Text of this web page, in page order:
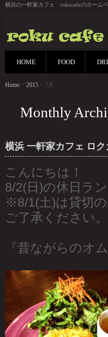
横浜の一軒家カフェ rokucafeのホームペ
HOME FOOD
Home > 2015 > 7月
Monthly
横浜 一軒家カフェ ロ
こんにちは！
8/2(日)の休日ラ
※8/1(土)は貸切
ご了承ください。
『昔ながらのオ